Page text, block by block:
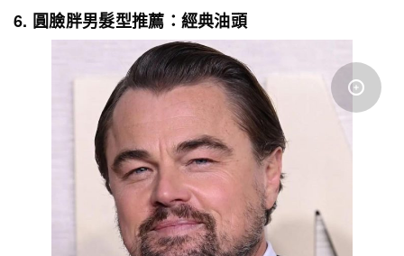
6. 圓臉胖男髮型推薦：經典油頭